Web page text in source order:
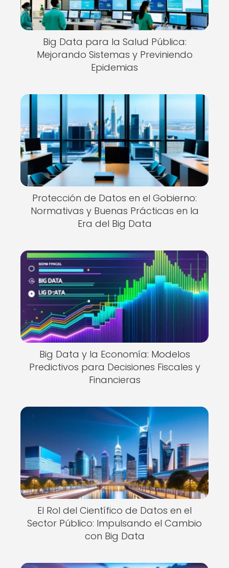
Big Data para la Salud Pública:
Mejorando Sistemas y Previniendo
Epidemias
Protección de Datos en el Gobierno:
Normativas y Buenas Prácticas en la
Era del Big Data
Big Data y la Economía: Modelos
Predictivos para Decisiones Fiscales y
Financieras
El Rol del Científico de Datos en el
Sector Público: Impulsando el Cambio
con Big Data